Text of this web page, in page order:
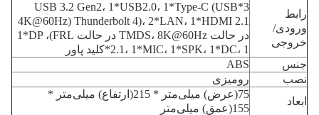
رابط
ورودی/
خروجی
3*USB 3.2 Gen2، 1*USB2.0، 1*Type-C (USB
Thunderbolt 4)، 2*LAN، 1*HDMI 2.1 (4K@60Hz
در حالت TMDS، 8K@60Hz در حالت FRL)، 1*DP
2.1، 1*MIC، 1*SPK، 1*DC، 1*کلید پاور
جنس
ABS
نصب
رومیزی
ابعاد
75(عرض) میلی‌متر * 215(ارتفاع) میلی‌متر *
155(عمق) میلی‌متر